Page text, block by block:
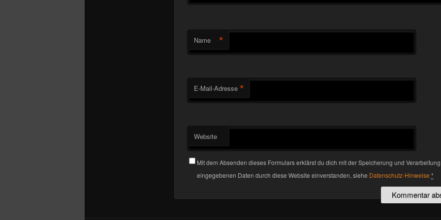
Name *
E-Mail-Adresse *
Website
Mit dem Absenden dieses Formulars erklärst du dich mit der Speicherung und
eingegebenen Daten durch diese Website einverstanden, siehe Datenschutz-Hinweise *